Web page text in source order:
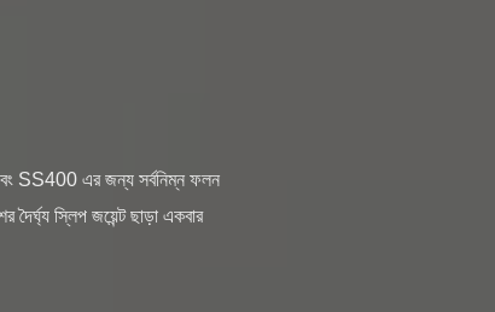
SS400 এর জন্য সর্বনিম্ন ফলন
স্লিপ জয়েন্ট ছাড়া একবার